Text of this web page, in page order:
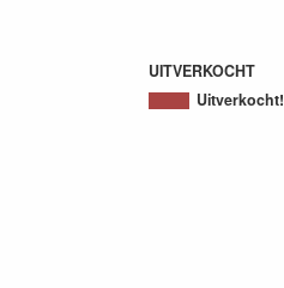
UITVERKOCHT
Uitverkocht!